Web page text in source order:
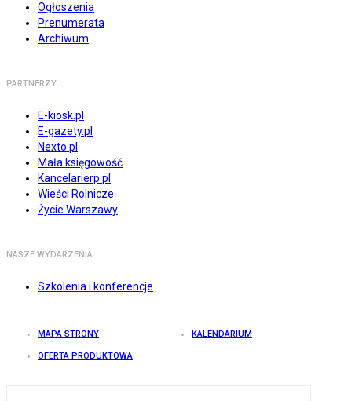
Ogłoszenia
Prenumerata
Archiwum
PARTNERZY
E-kiosk.pl
E-gazety.pl
Nexto.pl
Mała księgowość
Kancelarierp.pl
Wieści Rolnicze
Życie Warszawy
NASZE WYDARZENIA
Szkolenia i konferencje
MAPA STRONY KALENDARIUM
OFERTA PRODUKTOWA